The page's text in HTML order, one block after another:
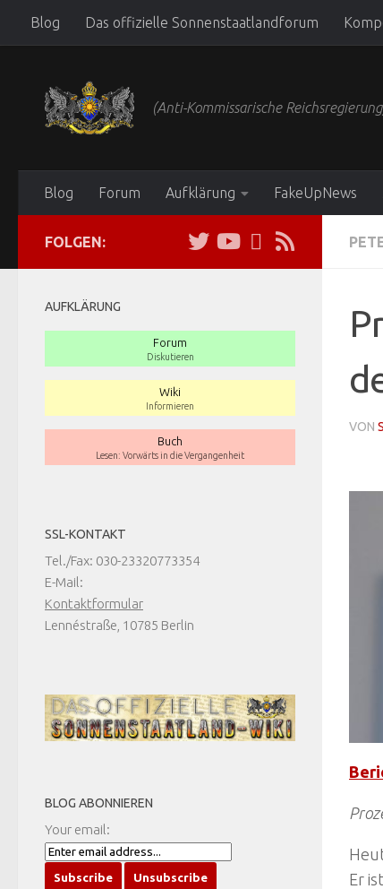
Zum Inhalt springen
Blog Das offizielle Sonnenstaatlandforum
(Anti-Kommissarische
Blog Forum Aufklärung FakeUpNews
VON
Er
FOLGEN:
AUFKLÄRUNG
Forum
Diskutieren
Wiki
Informieren
Buch
Lesen: Vorwärts in die Vergangenheit
SSL-KONTAKT
Tel./Fax: 030-23320773354
E-Mail:
Kontaktformular
Lennéstraße, 10785 Berlin
BLOG ABONNIEREN
Your email: